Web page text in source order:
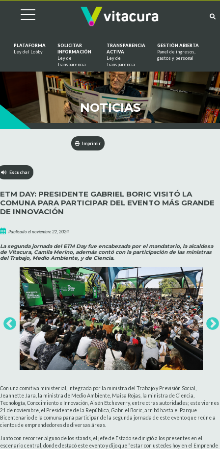
PLATAFORMA
Ley del Lobby
SOLICITAR
INFORMACIÓN
Ley de
Transparencia
TRANSPARENCIA
ACTIVA
Ley de
Transparencia
GESTIÓN ABIERTA
Panel de ingresos,
gastos y personal
NOTICIAS
Imprimir
Escuchar
ETM DAY: PRESIDENTE GABRIEL BORIC VISITÓ LA
COMUNA PARA PARTICIPAR DEL EVENTO MÁS GRANDE
DE INNOVACIÓN
Publicado el noviembre 22, 2024
La segunda jornada del ETM Day fue encabezada por el mandatario, la alcaldesa
de Vitacura, Camila Merino, además contó con la participación de las ministras
del Trabajo, Medio Ambiente, y de Ciencia.
Con una comitiva ministerial, integrada por la ministra del Trabajo y Previsión Social,
Jeannette Jara, la ministra de Medio Ambiente, Maisa Rojas, la ministra de Ciencia,
Tecnología, Conocimiento e Innovación, Aisén Etcheverry, entre otras autoridades; este viernes
21 de noviembre, el Presidente de la República, Gabriel Boric, arribó hasta el Parque
Bicentenario de la comuna para participar de la segunda jornada de este evento que reúne a
cientos de emprendedores de diversas áreas.
Junto con recorrer alguno de los stands, el jefe de Estado se dirigió a los presentes en el
escenario central, donde destacó este evento y dijo que “estar con ustedes hoy en el Emprende